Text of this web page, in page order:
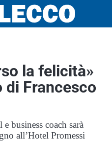
la felicità»
di Francesco
business coach sarà
all’Hotel Promessi